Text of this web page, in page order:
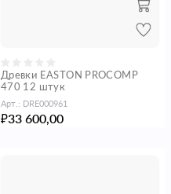
Древки EASTON PROCOMP
470 12 штук
Арт.: DRE000961
₽33 600,00